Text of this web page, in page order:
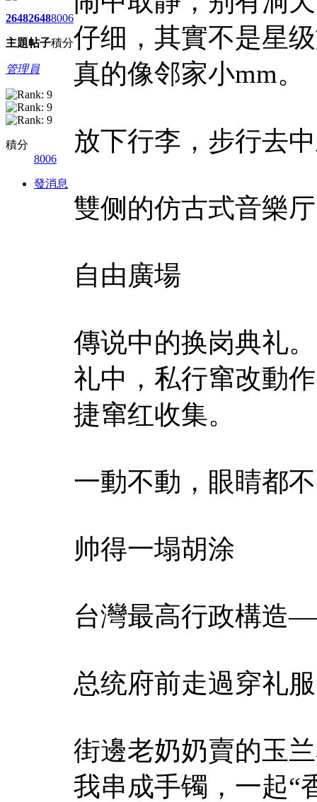
2648
主題
2648
帖子
8006
積分
管理員
積分
8006
發消息
仔细，其實不是星
真的像邻家小mm。
放下行李，步行去
雙侧的仿古式音樂厅
自由廣場
傳说中的换岗典礼
礼中，私行窜改動
捷窜红收集。
一動不動，眼睛都
帅得一塌胡涂
台灣最高行政構造
总统府前走過穿礼
街邊老奶奶賣的玉
我串成手镯，一起“